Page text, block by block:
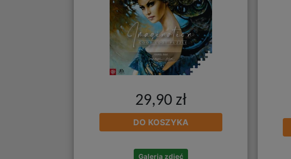
29,90 zł
DO KOSZYKA
Galeria zdjęć